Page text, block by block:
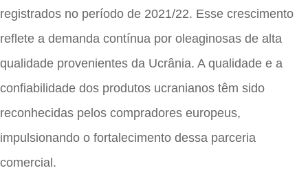
registrados no período de 2021/22. Esse crescimento
reflete a demanda contínua por oleaginosas de alta
qualidade provenientes da Ucrânia. A qualidade e a
confiabilidade dos produtos ucranianos têm sido
reconhecidas pelos compradores europeus,
impulsionando o fortalecimento dessa parceria
comercial.